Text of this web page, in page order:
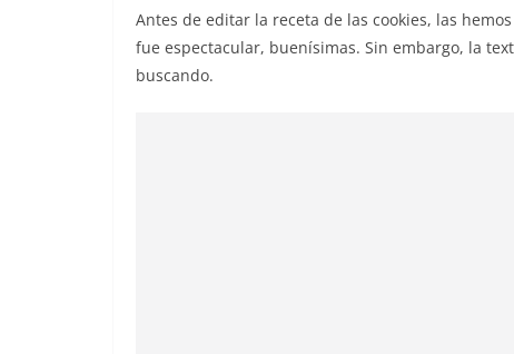
Antes de editar la receta de las cookies, las
fue espectacular, buenísimas. Sin embargo, la
buscando.